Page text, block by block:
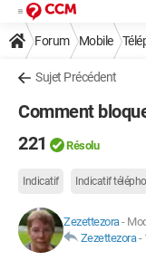
Forum Mobile
Sujet Précédent
Comment
221
Résolu
Indicatif Indicatif
Zezettezora-
Zezettezora-